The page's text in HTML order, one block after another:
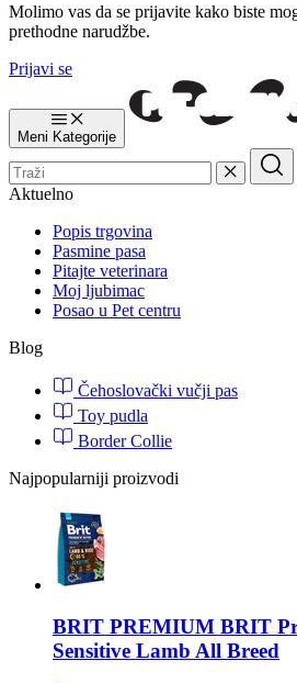
Molimo vas da se prijavite kako biste
prethodne narudžbe.
Prijavi se
Meni Kategorije
Aktuelno
Popis trgovina
Pasmine pasa
Pitajte veterinara
Moj ljubimac
Posao u Pet centru
Blog
Čehoslovački vučji pas
Toy pudla
Border Collie
Najpopularniji proizvodi
BRIT PREMIUM BRIT
Sensitive Lamb All Breed